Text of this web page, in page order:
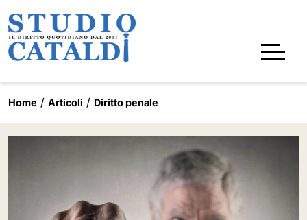
Home Articoli Diritto penale